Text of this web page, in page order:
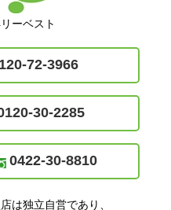
ーベスト
72-3966
30-2285
0422-30-8810
は独立自営であり、